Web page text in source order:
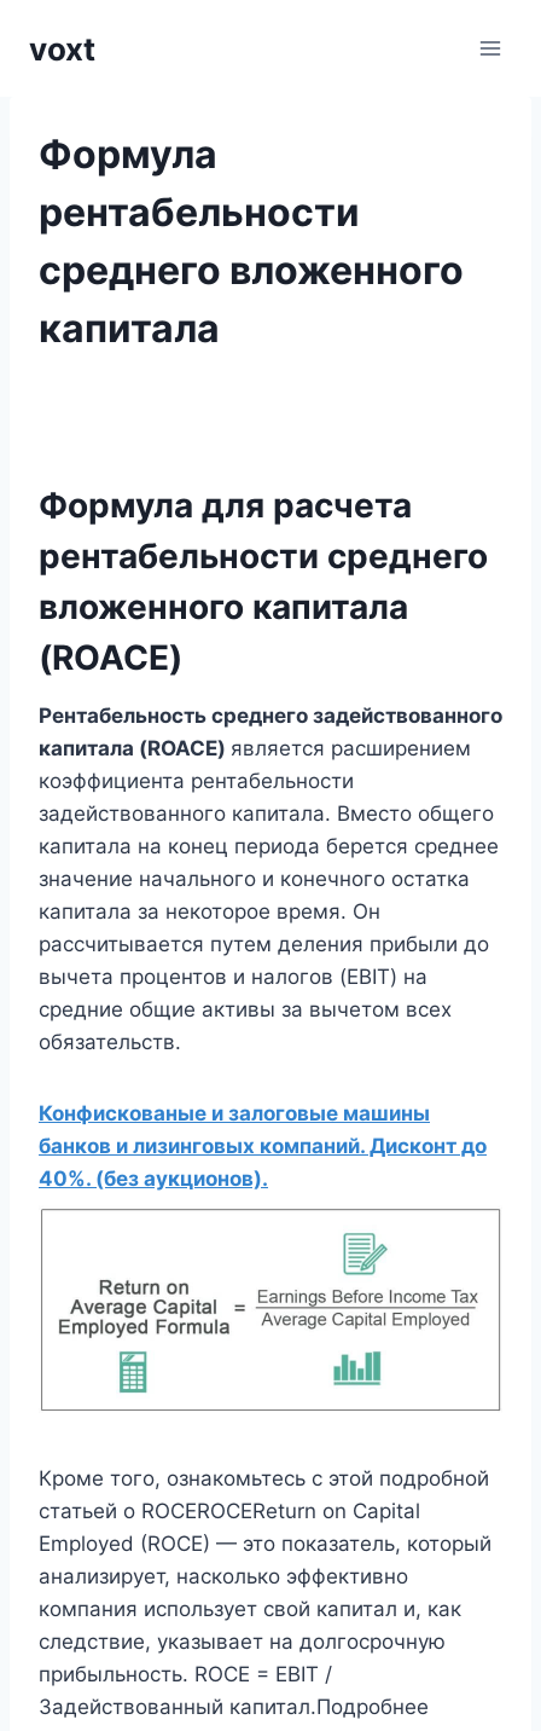
voxt
Формула
рентабельности
среднего вложенного
капитала
Формула для расчета
рентабельности среднего
вложенного капитала
(ROACE)
Рентабельность среднего задействованного
капитала (ROACE) является расширением
коэффициента рентабельности
задействованного капитала. Вместо общего
капитала на конец периода берется среднее
значение начального и конечного остатка
капитала за некоторое время. Он
рассчитывается путем деления прибыли до
вычета процентов и налогов (EBIT) на
средние общие активы за вычетом всех
обязательств.
Конфискованые и залоговые машины
банков и лизинговых компаний. Дисконт до
40%. (без аукционов).
Кроме того, ознакомьтесь с этой подробной
статьей о ROCEROCEReturn on Capital
Employed (ROCE) — это показатель, который
анализирует, насколько эффективно
компания использует свой капитал и, как
следствие, указывает на долгосрочную
прибыльность. ROCE = EBIT /
Задействованный капитал.Подробнее